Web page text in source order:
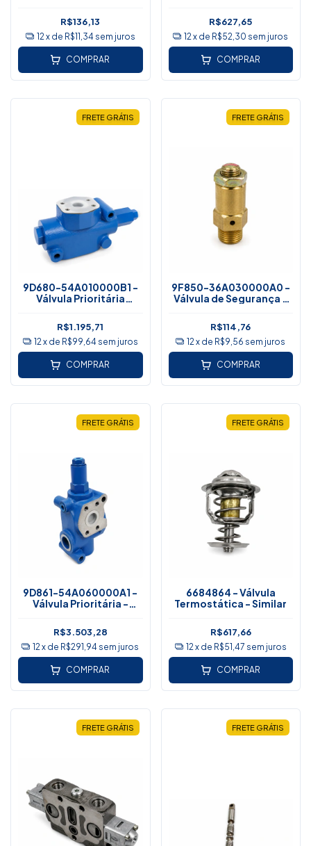
R$136,13
12 x de R$11,34 sem juros
COMPRAR
R$627,65
12 x de R$52,30 sem juros
COMPRAR
FRETE GRÁTIS
9D680-54A010000B1 -
Válvula Prioritária
R$1.195,71
12 x de R$99,64 sem juros
COMPRAR
FRETE GRÁTIS
9F850-36A030000A0 -
Válvula de Segurança -
R$114,76
12 x de R$9,56 sem juros
COMPRAR
FRETE GRÁTIS
9D861-54A060000A1 -
Válvula Prioritária -
R$3.503,28
12 x de R$291,94 sem juros
COMPRAR
FRETE GRÁTIS
6684864 - Válvula
Termostática - Similar
R$617,66
12 x de R$51,47 sem juros
COMPRAR
FRETE GRÁTIS FRETE GRÁTIS